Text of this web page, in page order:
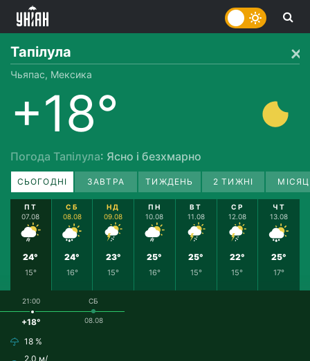
Тапілула
Чьяпас, Мексика
+18°
Погода Тапілула: Ясно і безхмарно
СЬОГОДНІ ЗАВТРА ТИЖДЕНЬ 2 ТИЖНІ
ПТ
07.08
24°
15°
СБ
08.08
24°
16°
НД
09.08
23°
15°
ПН
10.08
25°
16°
ВТ
11.08
25°
15°
СР
12.08
22°
15°
ЧТ
13.08
25°
17°
21:00
+18°
18 %
2.0 м/
СБ
08.08